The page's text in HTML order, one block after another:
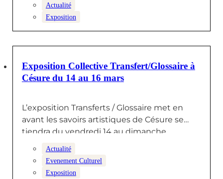
Actualité
Exposition
7 MARS 2025
Exposition Collective Transfert/Glossaire à
Césure du 14 au 16 mars
L’exposition Transferts / Glossaire met en
avant les savoirs artistiques de Césure se
tiendra du vendredi 14 au dimanche…
Actualité
Evenement Culturel
Exposition